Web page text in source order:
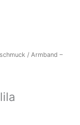
/ Armband –